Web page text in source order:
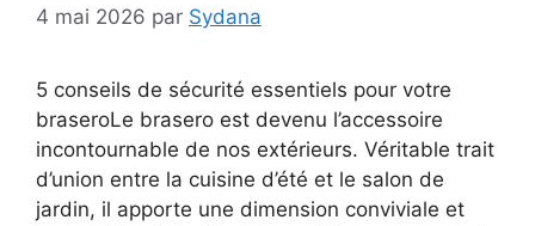
4 mai 2026 par Sydana
5 conseils de sécurité essentiels pour votre
braseroLe brasero est devenu l’accessoire
incontournable de nos extérieurs. Véritable trait
d’union entre la cuisine d’été et le salon de
jardin, il apporte une dimension conviviale et